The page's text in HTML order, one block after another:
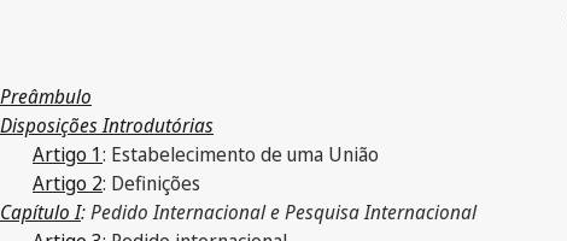
Preâmbulo
Disposições Introdutórias
Artigo 1: Estabelecimento de uma União
Artigo 2: Definições
Capítulo I: Pedido Internacional e Pesquisa Internacional